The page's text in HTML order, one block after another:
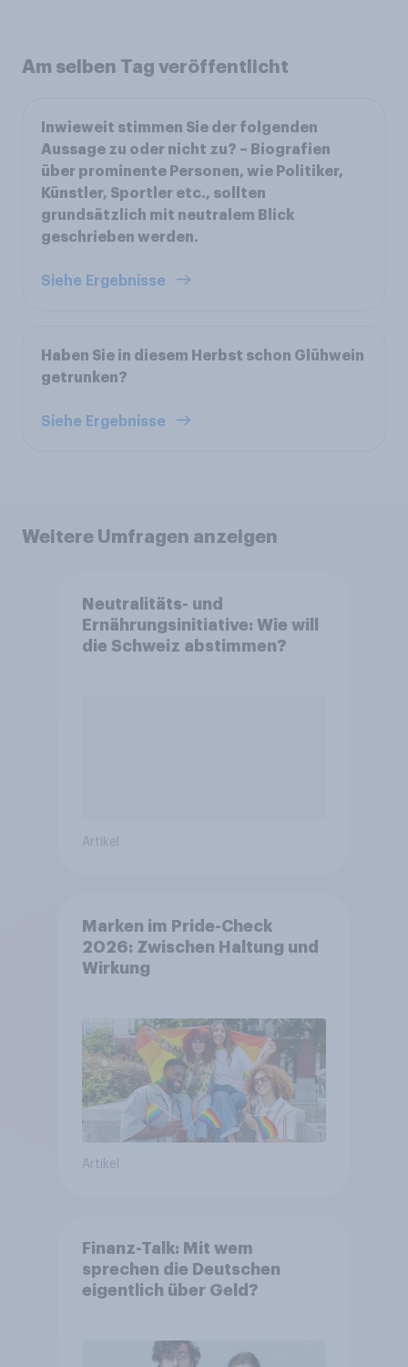
Am selben Tag veröffentlicht
Inwieweit stimmen Sie der folgenden
Aussage zu oder nicht zu? – Biografien
über prominente Personen, wie Politiker,
Künstler, Sportler etc., sollten
grundsätzlich mit neutralem Blick
geschrieben werden.
Siehe Ergebnisse
Haben Sie in diesem Herbst schon Glühwein
getrunken?
Siehe Ergebnisse
Weitere Umfragen anzeigen
Neutralitäts- und
Ernährungsinitiative: Wie will
die Schweiz abstimmen?
Artikel
Marken im Pride-Check
2026: Zwischen Haltung und
Wirkung
Artikel
Finanz-Talk: Mit wem
sprechen die Deutschen
eigentlich über Geld?